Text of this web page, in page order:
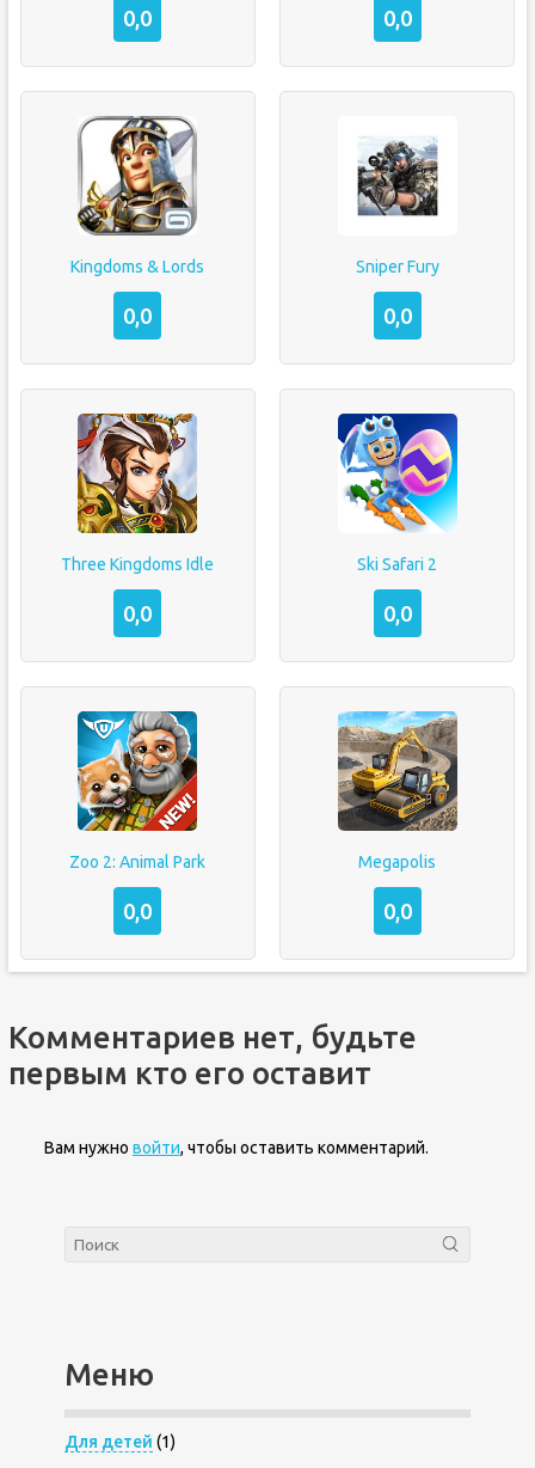
0,0 0,0
Kingdoms & Lords
0,0
Sniper Fury
0,0
Three Kingdoms Idle
0,0
Ski Safari 2
0,0
Zoo 2: Animal Park
0,0
Megapolis
0,0
Комментариев нет, будьте
первым кто его оставит
Вам нужно войти, чтобы оставить комментарий.
Меню
Для детей (1)